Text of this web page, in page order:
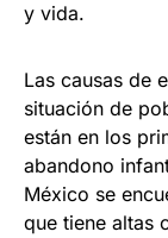
y vida.
Las causas de
situación de
están en los
abandono
México se
que tiene altas